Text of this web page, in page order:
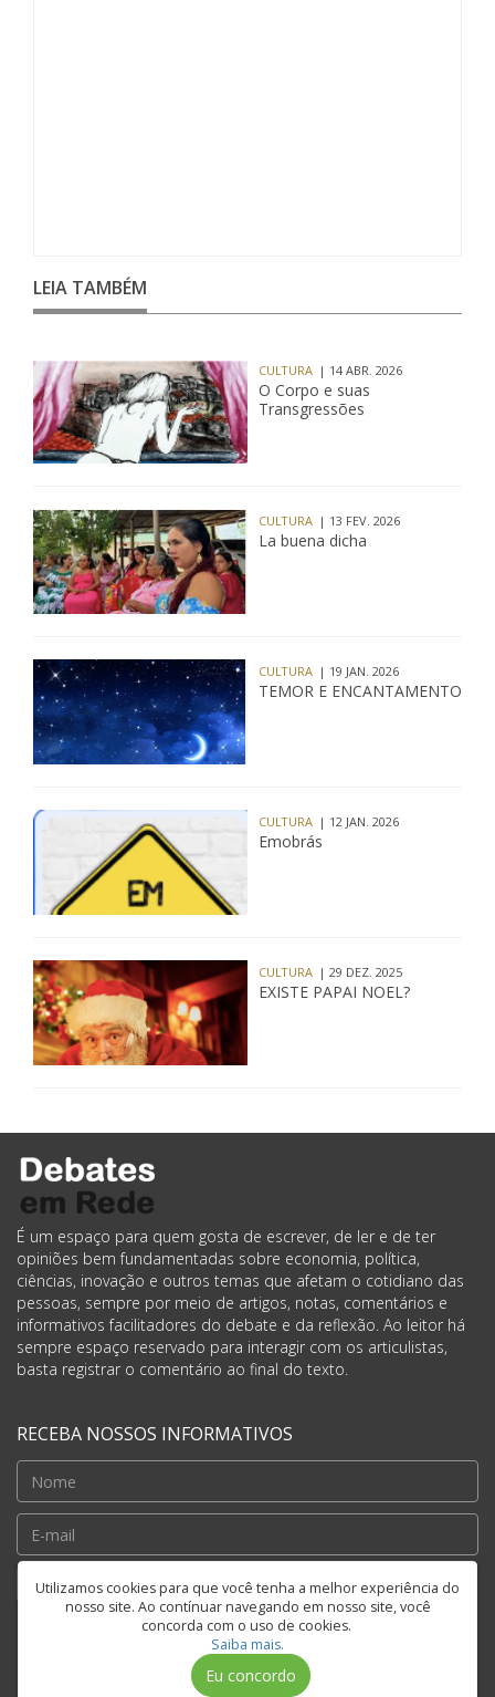
LEIA TAMBÉM
CULTURA | 14 ABR. 2026
O Corpo e suas
Transgressões
CULTURA | 13 FEV. 2026
La buena dicha
CULTURA | 19 JAN. 2026
TEMOR E ENCANTAMENTO
CULTURA | 12 JAN. 2026
Emobrás
CULTURA | 29 DEZ. 2025
EXISTE PAPAI NOEL?
Utilizamos cookies para que você tenha a melhor experiência do
nosso site. Ao contínuar navegando em nosso site, você
concorda com o uso de cookies.
Saiba mais.
Eu concordo
É um espaço para quem gosta de escrever, de ler e de ter
opiniões bem fundamentadas sobre economia, política,
ciências, inovação e outros temas que afetam o cotidiano das
pessoas, sempre por meio de artigos, notas, comentários e
informativos facilitadores do debate e da reflexão. Ao leitor há
sempre espaço reservado para interagir com os articulistas,
basta registrar o comentário ao final do texto.
RECEBA NOSSOS INFORMATIVOS
Cadastrar